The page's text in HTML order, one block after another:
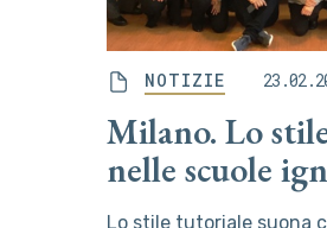
NOTIZIE
Milano. Lo
nelle scuole
Lo stile tutoriale suona